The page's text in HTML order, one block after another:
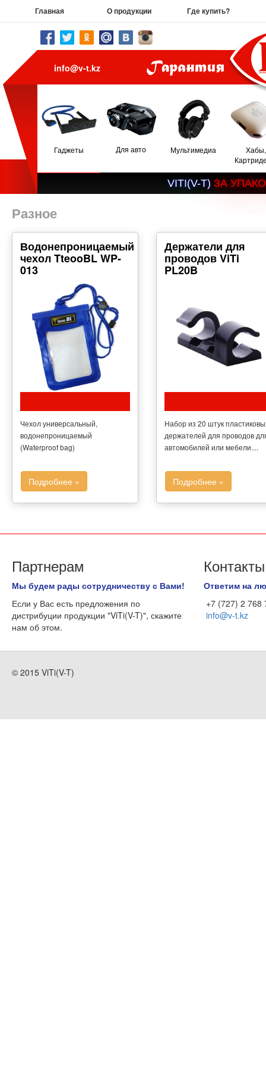
Главная О продукции Где купить?
info@v-t.kz
Гаджеты Для авто Мультимедиа
Хабы,
VITI(V-T) ЗА УПАКО
Разное
Водонепроницаемый
чехол TteooBL WP-
013
Чехол универсальный,
водонепроницаемый
(Waterproof bag)
Подробнее »
Держатели для
проводов ViTi
PL20B
Набор из 20 штук
держателей для проводов
автомобилей или мебели....
Подробнее »
Партнерам
Мы будем рады сотрудничеству с Вами!
Если у Вас есть предложения по
дистрибуции продукции "ViTi(V-T)", скажите
нам об этом.
Контакты
Ответим на
+7 (727) 2 768
info@v-t.kz
© 2015 ViTi(V-T)